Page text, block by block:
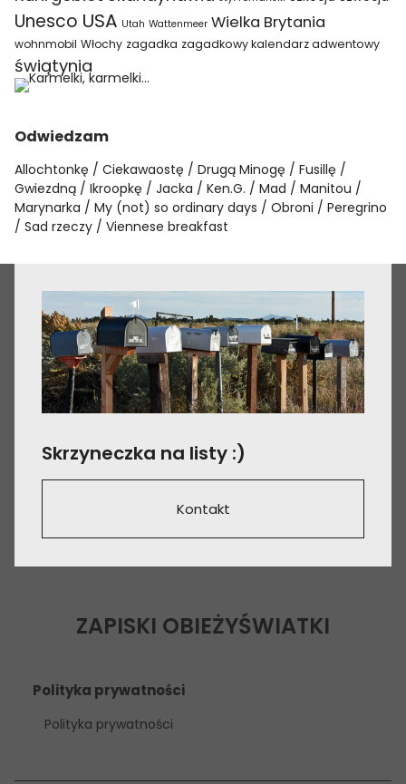
Unesco USA Utah Wattenmeer Wielka Brytania
wohnmobil Włochy zagadka zagadkowy kalendarz adwentowy
świątynia
Odwiedzam
Allochtonkę Ciekawaostę Drugą Minogę
Fusillę
Gwiezdną
Ikroopkę Jacka Ken.G. Mad
Manitou
Marynarka
My (not) so ordinary days Obroni
Peregrino
Sad rzeczy
Viennese breakfast
Skrzyneczka na listy :)
Kontakt
ZAPISKI OBIEŻYŚWIATKI
Polityka prywatności
Polityka prywatności